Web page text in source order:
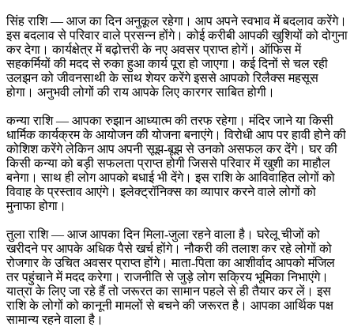
सिंह राशि — आज का दिन अनुकूल रहेगा। आप अपने स्वभाव में बदलाव करेंगे।
इस बदलाव से परिवार वाले प्रसन्न होंगे। कोई करीबी आपकी खुशियों को दोगुना
कर देगा। कार्यक्षेत्र में बढ़ोत्तरी के नए अवसर प्राप्त होगें। ऑफिस में
सहकर्मियों की मदद से रुका हुआ कार्य पूरा हो जाएगा। कई दिनों से चल रही
उलझन को जीवनसाथी के साथ शेयर करेंगे इससे आपको रिलैक्स महसूस
होगा। अनुभवी लोगों की राय आपके लिए कारगर साबित होगी।
कन्या राशि — आपका रुझान आध्यात्म की तरफ रहेगा। मंदिर जाने या किसी
धार्मिक कार्यक्रम के आयोजन की योजना बनाएंगे। विरोधी आप पर हावी होने की
कोशिश करेंगे लेकिन आप अपनी सूझ-बूझ से उनको असफल कर देंगे। घर की
किसी कन्या को बड़ी सफलता प्राप्त होगी जिससे परिवार में खुशी का माहौल
बनेगा। साथ ही लोग आपको बधाई भी देंगे। इस राशि के आविवाहित लोगों को
विवाह के प्रस्ताव आएंगे। इलेक्ट्रॉनिक्स का व्यापार करने वाले लोगों को
मुनाफा होगा।
तुला राशि — आज आपका दिन मिला-जुला रहने वाला है। घरेलू चीजों को
खरीदने पर आपके अधिक पैसे खर्च होंगे। नौकरी की तलाश कर रहे लोगों को
रोजगार के उचित अवसर प्राप्त होंगे। माता-पिता का आशीर्वाद आपको मंजिल
तर पहुंचाने में मदद करेगा। राजनीति से जुड़े लोग सक्रिय भूमिका निभाएंगे।
यात्रा के लिए जा रहे हैं तो जरूरत का सामान पहले से ही तैयार कर लें। इस
राशि के लोगों को कानूनी मामलों से बचने की जरूरत है। आपका आर्थिक पक्ष
सामान्य रहने वाला है।